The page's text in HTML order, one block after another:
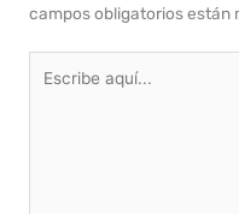
campos obligatorios están
aquí...